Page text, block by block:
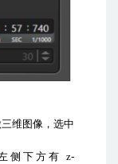
维图像，选中
侧下方有 z-